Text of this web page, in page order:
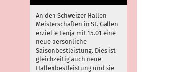
An den Schweizer Hallen
Meisterschaften in St. Gallen
erzielte Lenja mit 15.01 eine
neue persönliche
Saisonbestleistung. Dies ist
gleichzeitig auch neue
Hallenbestleistung und sie